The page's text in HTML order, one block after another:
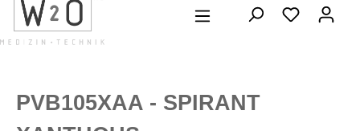
springen
PVB105XAA - SPIRANT